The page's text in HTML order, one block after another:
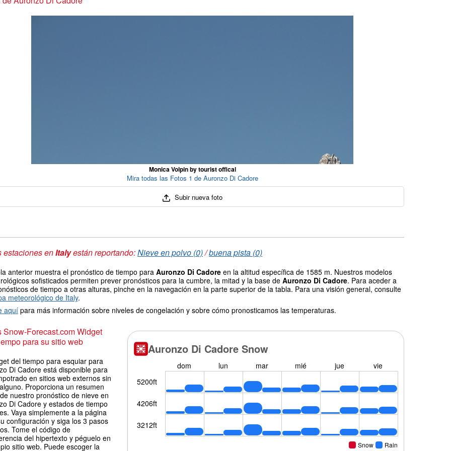
Monica Volpin by tourist offical
Mira todas las Fotos 1 de Auronzo Di Cadore
Subir nueva foto
estaciones enItalyestán reportando:Nieve en polvo (0)/buena pista (0)
anterior muestra el pronóstico de tiempo para Auronzo Di Cadore en la altitud específica de 1585 m. Nuestros modelos
sofisticados permiten prever pronósticos para la cumbre, la mitad y la base de Auronzo Di Cadore. Para aceder a
de tiempo a otras alturas, pinche en la navegación en la parte superior de la tabla. Para una visión general, consulte
meteorológico de Italy.
aquí para más información sobre niveles de congelación y sobre cómo pronosticamos las temperaturas.
Snow-Forecast.com Widget
para su sitio web
del tiempo para esquiar para
Di Cadore está disponible para
en sitios web externos sin
Proporciona un resumen
nuestro pronóstico de nieve en
Di Cadore y estados de tiempo
Vaya simplemente a la página
configuración y siga los 3 pasos
Tome el código de
del hipertexto y péguelo en
sitio web. Puede escoger la